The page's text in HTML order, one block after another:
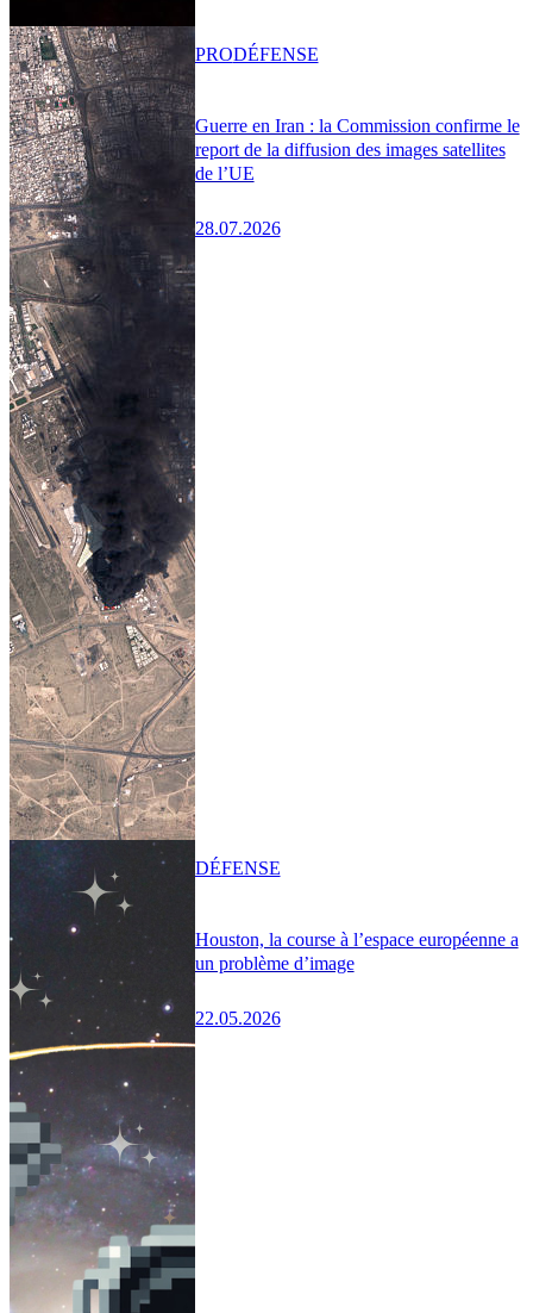
Guerre en Iran : la Commission confirme le
report de la diffusion des images satellites
de l’UE
28.07.2026
PRODÉFENSE
Houston, la course à l’espace européenne a
un problème d’image
22.05.2026
DÉFENSE